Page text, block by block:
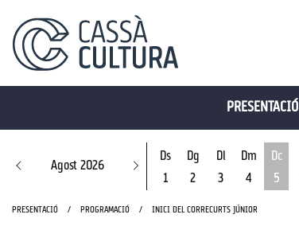
PRESENTACIÓ
Agost 2026
Ds
1
Dg
2
Dl
3
Dm
4
Dc
5
PRESENTACIÓ PROGRAMACIÓ INICI DEL CORRECURTS JÚNIOR